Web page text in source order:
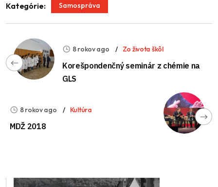
Kategórie: Samospráva
8 rokov ago Zo života škôl
Korešpondenčný seminár z chémie na
GLS
8 rokov ago Kultúra
MDŽ 2018